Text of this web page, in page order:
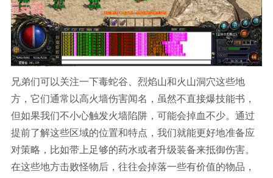
兄弟们可以关注一下毒蛇谷、烈焰山和火山洞穴这些地
方，它们通常以高火墙伤害闻名，虽然不直接爆技能书，
但如果我们不小心触发火墙陷阱，可能会掉血不少。通过
提前了解这些区域的位置和特点，我们就能更好地准备应
对策略，比如带上足够的药水或者升级装备来抵御伤害。
在这些地方击败怪物后，往往会掉落一些有价值的物品，